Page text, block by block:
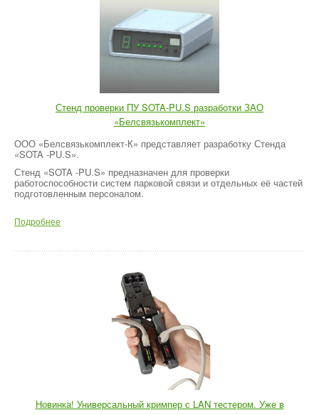
Стенд проверки ПУ SOTA-PU.S разработки ЗАО
«Белсвязькомплект»
ООО «Белсвязькомплект-К» представляет разработку Стенда
«SOTA -PU.S».
Стенд «SOTA -PU.S» предназначен для проверки
работоспособности систем парковой связи и отдельных её частей
подготовленным персоналом.
Подробнее
Новинка! Универсальный кримпер с LAN тестером. Уже в